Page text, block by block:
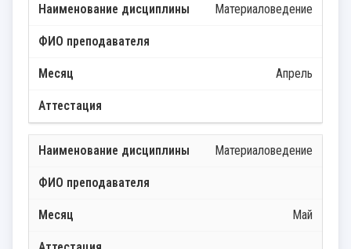
Материаловедение
Апрель
Материаловедение
Май